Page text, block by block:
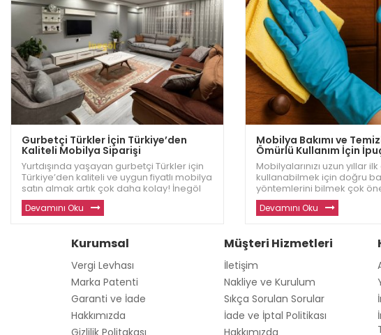
Gurbetçi Türkler İçin Türkiye’den
Kaliteli Mobilya Siparişi
Yurtdışında yaşayan gurbetçi Türkler için
Türkiye’den kaliteli ve uygun fiyatlı mobilya
satın almak artık çok daha kolay! İnegöl
Dizayn, evinizi sıcacık bir yuva haline
getirecek dayanıklı ve modern mobilyalar
Devamını Oku
Mobilya Bakımı ve
Ömürlü Kullanım İçin
Mobilyalarınızı uzun yıllar
kullanabilmek için doğru
yöntemlerini bilmek çok
Dizayn, mobilyalarınızı
etkili ipuçlarını sizlerle
Devamını Oku
Kurumsal
Vergi Levhası
Marka Patenti
Garanti ve İade
Hakkımızda
Gizlilik Politakası
Müşteri Hizmetleri
İletişim
Nakliye ve Kurulum
Sıkça Sorulan Sorular
İade ve İptal Politikası
Hakkımızda